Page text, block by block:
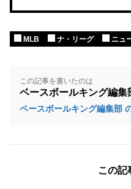
MLB ナ・リーグ ニュ
この記事を書いたのは
ベースボールキング編集
ベースボールキング編集部
この記